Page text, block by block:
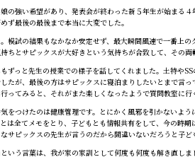
の強い希望があり、発表会が終わった新５年生が始まる
ず最後の最後まで本当に大変でした。
模試の結果もなかなか安定せず、最大瞬間風速で一番上
ちとサピックスが大好きという気持ちが合致して、その両
ずっと先生の授業での様子を話してくれました。土特や
たが、最後の方はサピックスに寝泊まりしたいとまで言
ってみると、それがまた楽しくなったようで質問教室に
をつけたのは健康管理です。とにかく風邪を引かないよ
は全てメモをとり、子どもとも情報共有をして、今の時
サピックスの先生が言うのだから間違いないだろうと子ど
いう言葉は、我が家の家訓として何度も何度も解き直